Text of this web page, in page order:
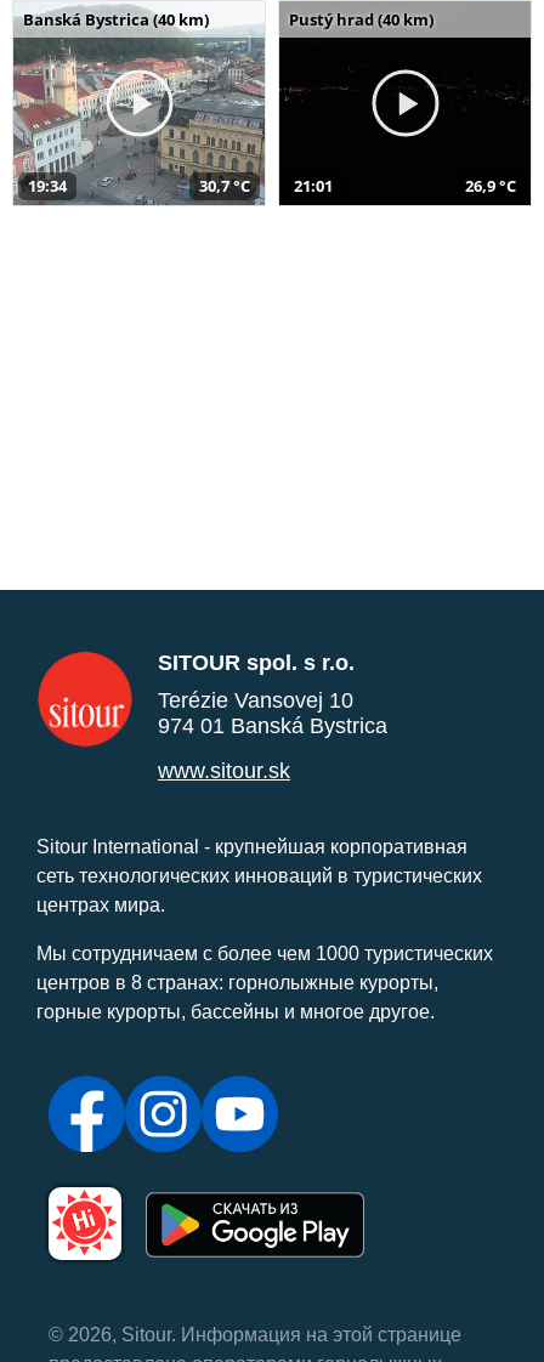
Banská Bystrica (40 km)
19:34 30,7 °C
Pustý hrad (40 km)
21:01 26,9 °C
SITOUR spol. s r.o.
Terézie Vansovej 10
974 01 Banská Bystrica
www.sitour.sk
Sitour International - крупнейшая корпоративная
сеть технологических инноваций в туристических
центрах мира.
Мы сотрудничаем с более чем 1000 туристических
центров в 8 странах: горнолыжные курорты,
горные курорты, бассейны и многое другое.
© 2026, Sitour. Информация на этой странице